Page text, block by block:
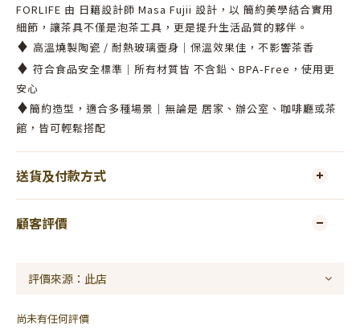
FORLIFE 由 日籍設計師 Masa Fujii 設計，以 簡約美學結合實用
細節，讓茶具不僅是泡茶工具，更是提升生活品質的夥伴。
♦ 高溫燒製陶瓷 / 耐熱玻璃壺身｜保溫效果佳，不影響茶香
♦ 符合食品安全標準｜所有材質皆 不含鉛、BPA-Free，使用更
安心
♦簡約造型，適合多種場景｜無論是 居家、辦公室、咖啡廳或茶
館，皆可輕鬆搭配
送貨及付款方式
顧客評價
尚未有任何評價